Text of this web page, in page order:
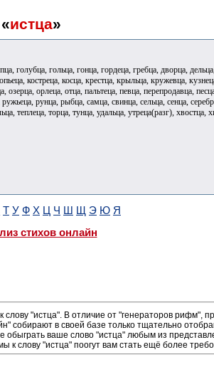
истца»
голубца, гольца, гонца, гордеца, гребца, дворца,
костреца, косца, крестца, крыльца, кружевца,
орлеца, отца, пальтеца, певца, перепродавца,
рунца, рыбца, самца, свинца, сельца, сенца,
теплеца, торца, тунца, удальца, утреца(разг), хвостца,
Т У Ф Х Ц Ч Ш Щ Э Ю Я
стихов онлайн
"истца". В отличие от "генераторов рифм",
собирают в своей базе только тщательно
обыграть ваше слово "истца" любым из
слову "истца" поогут вам стать ещё более